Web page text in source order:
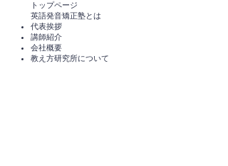
トップページ​
英語発音矯正塾とは
代表挨拶
講師紹介
​会社概要
​教え方研究所について